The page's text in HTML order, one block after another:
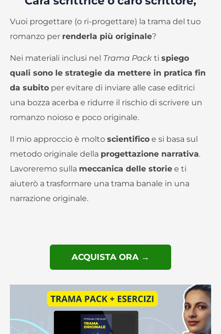
Vuoi progettare (o ri-progettare) la trama del tuo
romanzo per renderla più originale?
Nei materiali inclusi nel Trama Pack ti spiego
quali sono le strategie da mettere in pratica fin
da subito per evitare di inviare alle case editrici
una bozza acerba e ridurre il rischio di scrivere un
romanzo noioso e poco originale.
Il mio approccio è molto scientifico e si basa sul
metodo originale della progettazione narrativa.
Lavoreremo sulla meccanica delle storie e ti
aiuterò a trasformare una trama banale in una
narrazione originale.
ACQUISTA ORA →